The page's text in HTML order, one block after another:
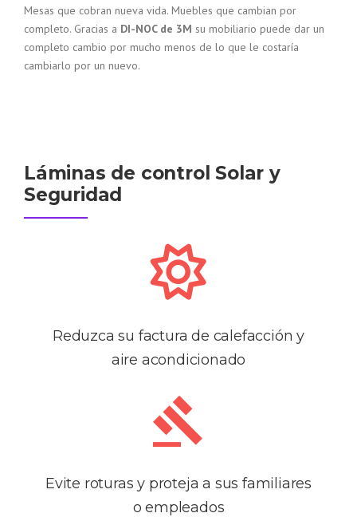
Mesas que cobran nueva vida. Muebles que cambian por
completo. Gracias a DI-NOC de 3M su mobiliario puede dar un
completo cambio por mucho menos de lo que le costaría
cambiarlo por un nuevo.
Láminas de control Solar y
Seguridad
Reduzca su factura de calefacción y
aire acondicionado
Evite roturas y proteja a sus familiares
o empleados